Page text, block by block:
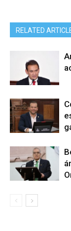
RELATED